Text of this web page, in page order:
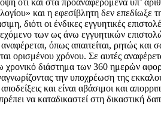
ότι και στα προαναφερόμενα υπ’
και η εφεσίβλητη δεν επεδίωξε
διότι οι ένδικες εγγυητικές
των ως άνω εγγυητικών
όπως απαιτείται, ρητώς και
ορισμένου χρόνου. Σε αυτές
χρονικό διάστημα των 360 ημερών
την υποχρέωση της
και είναι αβάσιμοι και
να καταδικαστεί στη δικαστική